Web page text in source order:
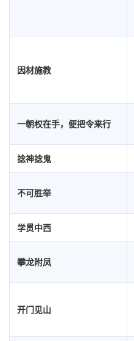
因材施教
一朝权在手，便把令来行
捻神捻鬼
不可胜举
学贯中西
攀龙附凤
开门见山